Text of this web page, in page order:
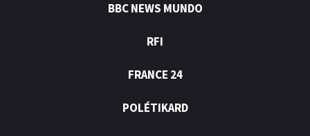
BBC NEWS MUNDO
RFI
FRANCE 24
POLÉTIKARD